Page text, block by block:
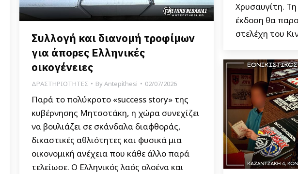
Χρυσαυγίτη. Τη
έκδοση θα
στελέχη του
Συλλογή και διανομή τροφίμων
για άπορες Ελληνικές
οικογένειες
ΔΡΑΣΤΗΡΙΟΤΗΤΕΣ ByAntepithesi 02/07/2026
Παρά το πολύκροτο «success story» της
κυβέρνησης Μητσοτάκη, η χώρα συνεχίζει
να βουλιάζει σε σκάνδαλα διαφθοράς,
δικαστικές αθλιότητες και φυσικά μια
οικονομική ανέχεια που κάθε άλλο παρά
τελείωσε. Ο Ελληνικός λαός ολοένα και